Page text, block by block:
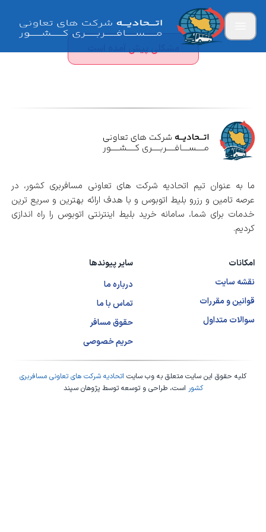
مشکلی پیش آمده است
ما به عنوان تیم اتحادیه شرکت های تعاونی مسافربری کشور، در
عرصه تامین و رزرو بلیط اتوبوس و با هدف ارائه بهترین و سریع ترین
خدمات برای شما، سامانه خرید بلیط اینترنتی اتوبوس را راه اندازی
کردیم.
امکانات
نقشه سایت
قوانین و مقررات
سوالات متداول
سایر پیوندها
درباره ما
تماس با ما
حقوق مسافر
حریم خصوصی
کلیه حقوق این سایت متعلق به وب سایت اتحادیه شرکت های تعاونی مسافربری
کشور است، طراحی و توسعه توسطپژوهان سپند